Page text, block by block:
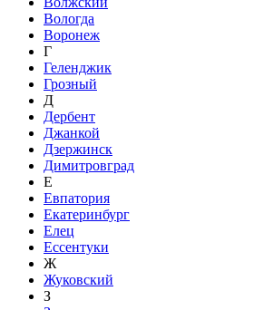
Вологда
Воронеж
Г
Геленджик
Грозный
Д
Дербент
Джанкой
Дзержинск
Димитровград
Е
Евпатория
Екатеринбург
Елец
Ессентуки
Ж
Жуковский
З